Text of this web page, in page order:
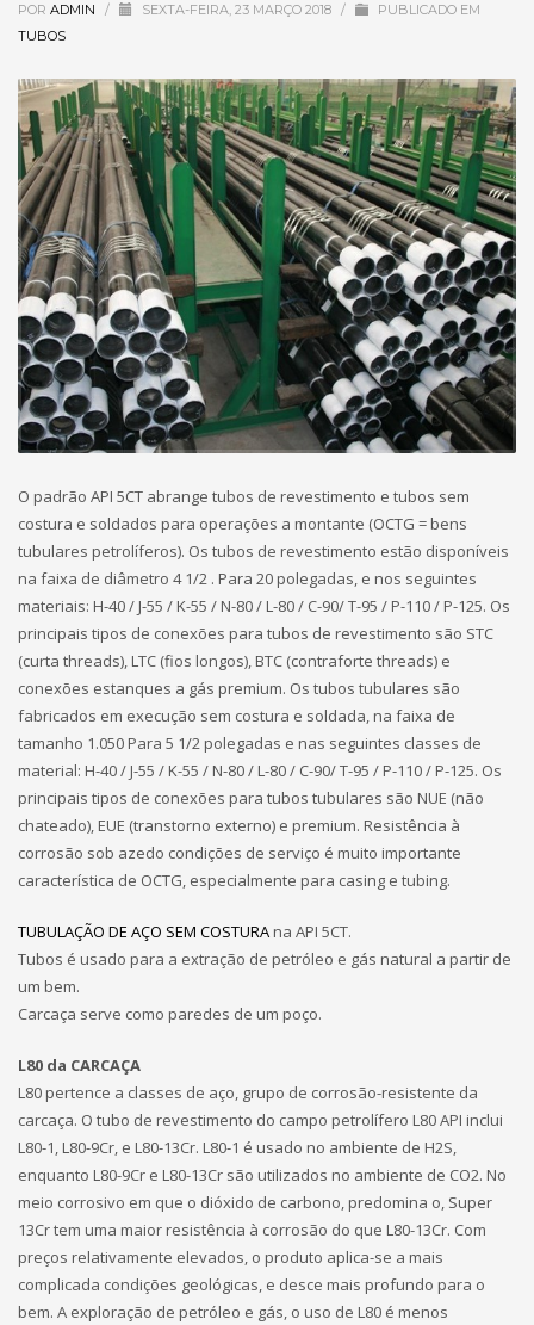
POR ADMIN / SEXTA-FEIRA, 23 MARÇO 2018 /
PUBLICADO EM
TUBOS
O padrão API 5CT abrange tubos de revestimento e tubos sem
costura e soldados para operações a montante (OCTG = bens
tubulares petrolíferos). Os tubos de revestimento estão disponíveis
na faixa de diâmetro 4 1/2 . Para 20 polegadas, e nos seguintes
materiais: H-40 / J-55 / K-55 / N-80 / L-80 / C-90/ T-95 / P-110 / P-125. Os
principais tipos de conexões para tubos de revestimento são STC
(curta threads), LTC (fios longos), BTC (contraforte threads) e
conexões estanques a gás premium. Os tubos tubulares são
fabricados em execução sem costura e soldada, na faixa de
tamanho 1.050 Para 5 1/2 polegadas e nas seguintes classes de
material: H-40 / J-55 / K-55 / N-80 / L-80 / C-90/ T-95 / P-110 / P-125. Os
principais tipos de conexões para tubos tubulares são NUE (não
chateado), EUE (transtorno externo) e premium. Resistência à
corrosão sob azedo condições de serviço é muito importante
característica de OCTG, especialmente para casing e tubing.
TUBULAÇÃO DE AÇO SEM COSTURAna API 5CT.
Tubos é usado para a extração de petróleo e gás natural a partir de
um bem.
Carcaça serve como paredes de um poço.
L80 da CARCAÇA
L80 pertence a classes de aço, grupo de corrosão-resistente da
carcaça. O tubo de revestimento do campo petrolífero L80 API inclui
L80-1, L80-9Cr, e L80-13Cr. L80-1 é usado no ambiente de H2S,
enquanto L80-9Cr e L80-13Cr são utilizados no ambiente de CO2. No
meio corrosivo em que o dióxido de carbono, predomina o, Super
13Cr tem uma maior resistência à corrosão do que L80-13Cr. Com
preços relativamente elevados, o produto aplica-se a mais
complicada condições geológicas, e desce mais profundo para o
bem. A exploração de petróleo e gás, o uso de L80 é menos